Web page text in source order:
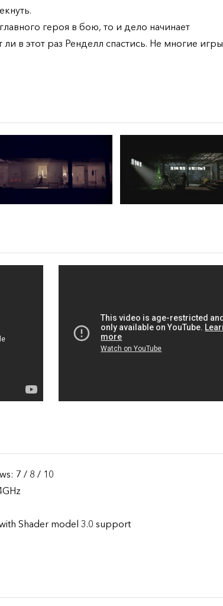
героя в бою, то и дело начинает
в этот раз Ренделл спастись. Не многие игры
7 / 8 / 10
Shader model 3.0 support